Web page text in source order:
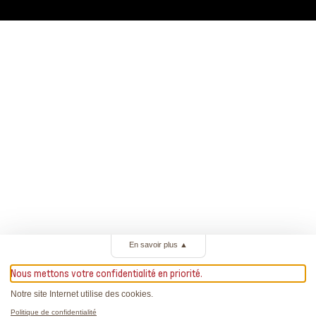
En savoir plus ▲
Nous mettons votre confidentialité en priorité.
Notre site Internet utilise des cookies.
Politique de confidentialité